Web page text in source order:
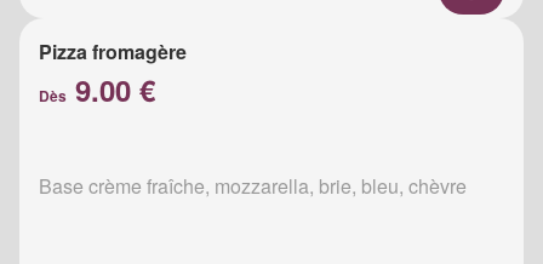
Pizza fromagère
Dès 9.00 €
Base crème fraîche, mozzarella, brie, bleu, chèvre